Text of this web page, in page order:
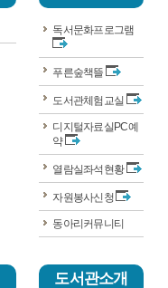
독서문화프로그램
푸른숲책뜰
도서관체험교실
디지털자료실PC예
약
열람실좌석현황
자원봉사신청
동아리커뮤니티
도서관소개